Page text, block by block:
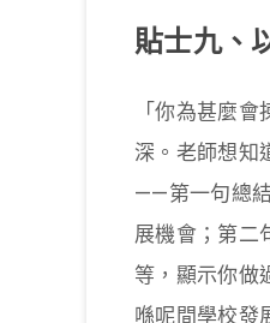
貼士九、
「你為甚麼
深。老師想知
——第一句總
展機會；第二
等，顯示你做
喺呢間學校發